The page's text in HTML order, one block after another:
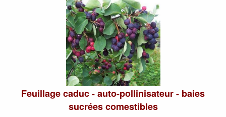
Feuillage caduc - auto-pollinisateur - baies
sucrées comestibles